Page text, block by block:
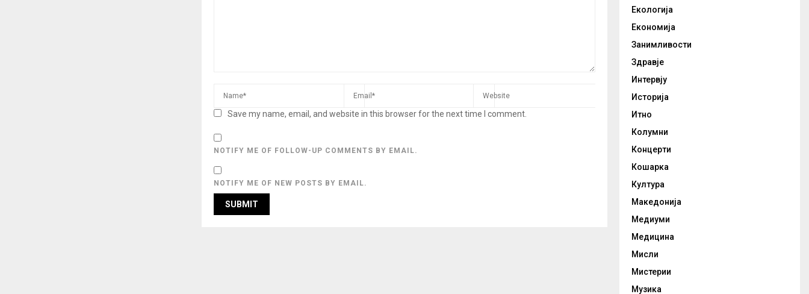
Save my name, email, and website in this browser for the next time I comment.
NOTIFY ME OF FOLLOW-UP COMMENTS BY EMAIL.
NOTIFY ME OF NEW POSTS BY EMAIL.
Екологија
Економија
Занимливости
Здравје
Интервју
Историја
Итно
Колумни
Концерти
Кошарка
Култура
Македонија
Медиуми
Медицина
Мисли
Мистерии
Музика